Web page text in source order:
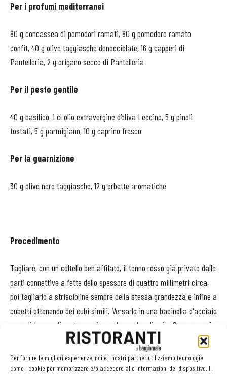
Per fornire le migliori esperienze, noi e i nostri partner utilizziamo tecnologie
come i cookie per memorizzare e/o accedere alle informazioni del dispositivo. Il
Per i profumi mediterranei
80 g concassea di pomodori ramati, 80 g pomodoro ramato
confit, 40 g olive taggiasche denocciolate, 16 g capperi di
Pantelleria, 2 g origano secco di Pantelleria
Per il pesto gentile
40 g basilico, 1 cl olio extravergine d’oliva Leccino, 5 g pinoli
tostati, 5 g parmigiano, 10 g caprino fresco
Per la guarnizione
30 g olive nere taggiasche, 12 g erbette aromatiche
Procedimento
Tagliare, con un coltello ben affilato, il tonno rosso già privato dalle
parti connettive a fette dello spessore di quattro millimetri circa,
poi tagliarlo a striscioline sempre della stessa grandezza e infine a
cubetti ottenendo dei cubi simili. Versarlo in una bacinella d'acciaio
e condirlo con olio extravergine, sale e salsa di soia. Conservare in
frigorifero ben coperto dieci minuti per la marinatura. Passare al
setaccio fine il pomodoro ramato in confit, ottenendo una salsa
concentrata di sapori e consistenza. In un'altra bacinella d'acciaio